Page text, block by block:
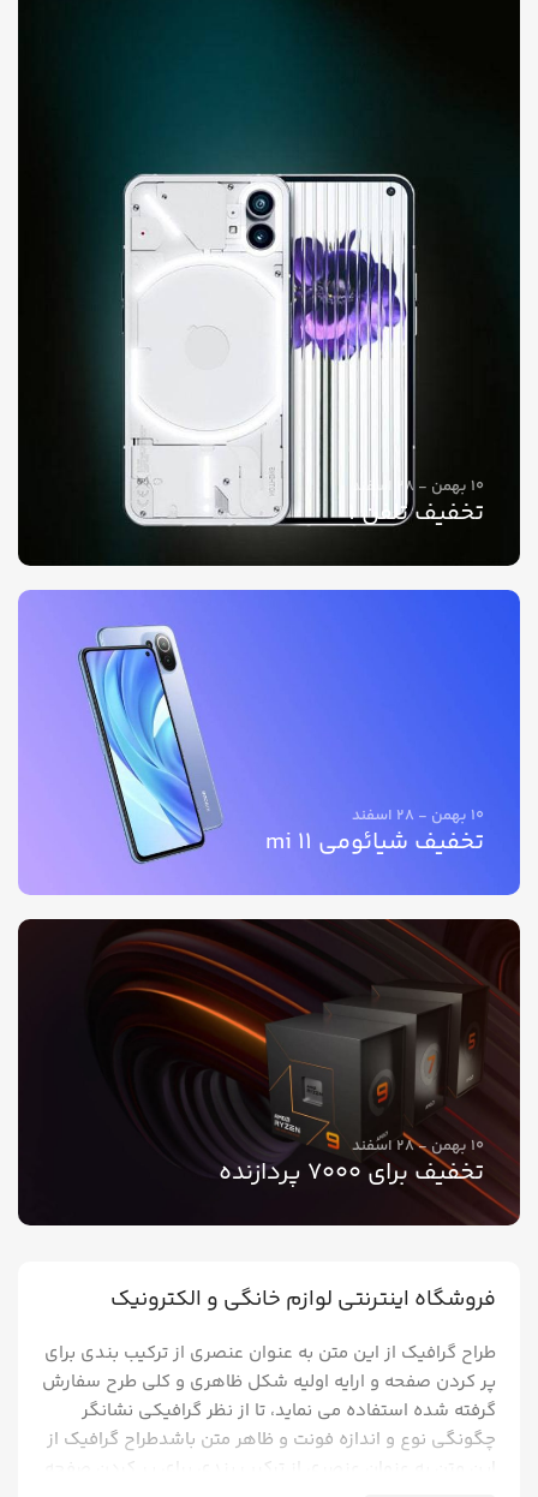
10 بهمن - 28 اسفند
تخفیف تلفن 1
10 بهمن - 28 اسفند
تخفیف شیائومی mi 11
10 بهمن - 28 اسفند
تخفیف برای 7000 پردازنده
فروشگاه اینترنتی لوازم خانگی و الکترونیک
طراح گرافیک از این متن به عنوان عنصری از ترکیب بندی برای
پر کردن صفحه و ارایه اولیه شکل ظاهری و کلی طرح سفارش
گرفته شده استفاده می نماید، تا از نظر گرافیکی نشانگر
چگونگی نوع و اندازه فونت و ظاهر متن باشدطراح گرافیک از
این متن به عنوان عنصری از ترکیب بندی برای پر کردن صفحه